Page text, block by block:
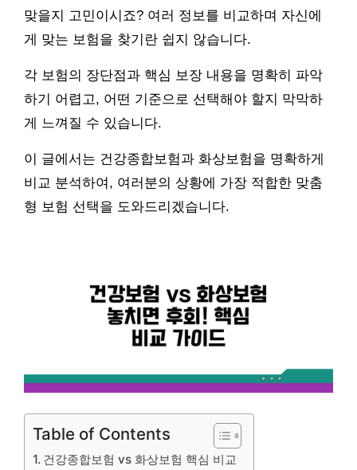
맞을지 고민이시죠? 여러 정보를 비교하며 자신에
게 맞는 보험을 찾기란 쉽지 않습니다.
각 보험의 장단점과 핵심 보장 내용을 명확히 파악
하기 어렵고, 어떤 기준으로 선택해야 할지 막막하
게 느껴질 수 있습니다.
이 글에서는 건강종합보험과 화상보험을 명확하게
비교 분석하여, 여러분의 상황에 가장 적합한 맞춤
형 보험 선택을 도와드리겠습니다.
Table of Contents
건강종합보험 vs 화상보험 핵심 비교